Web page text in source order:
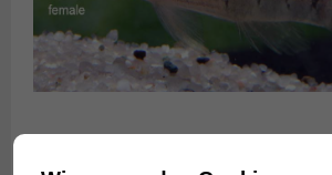
Wir haben zur Zeit schöne Wildfänge des
Apistogramma im Stock.